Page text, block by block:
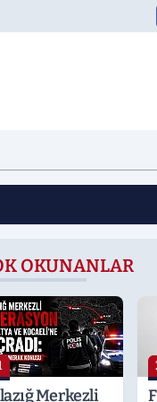
OKUNANLAR
Merkezli